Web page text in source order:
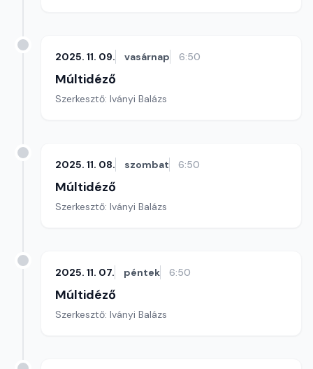
2025. 11. 09. vasárnap 6:50
Múltidéző
Szerkesztő: Iványi Balázs
2025. 11. 08. szombat 6:50
Múltidéző
Szerkesztő: Iványi Balázs
2025. 11. 07. péntek 6:50
Múltidéző
Szerkesztő: Iványi Balázs